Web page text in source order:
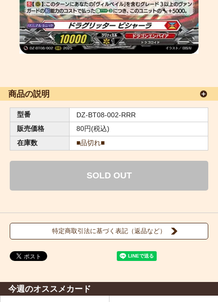
商品の説明
型番
DZ-BT08-002-RRR
販売価格
80円(税込)
在庫数
■品切れ■
SOLD OUT
特定商取引法に基づく表記（返品など）
今週のオススメカード